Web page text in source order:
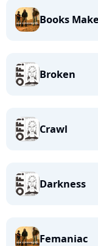
Books
Broken
Crawl
Darkness
Femaniac